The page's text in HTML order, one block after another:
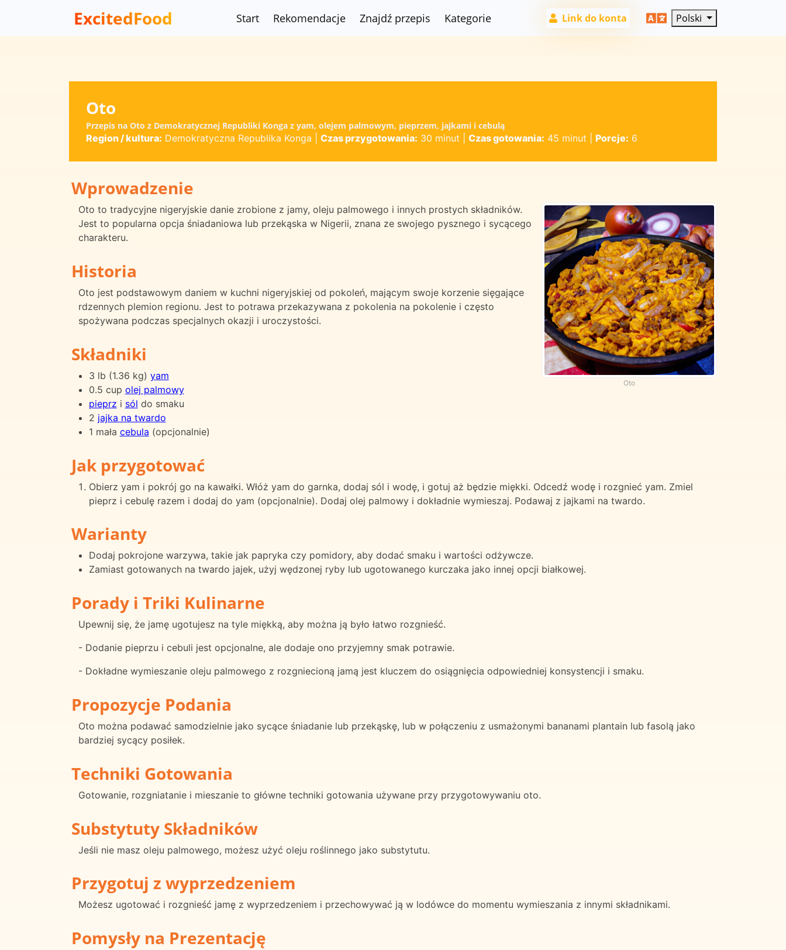
ExcitedFood Start Rekomendacje Znajdź przepis Kategorie Link do konta Polski
Oto
Przepis na Oto z Demokratycznej Republiki Konga z yam, olejem palmowym, pieprzem, jajkami i cebulą
Region / kultura: Demokratyczna Republika Konga Czas przygotowania: 30 minut Czas gotowania: 45 minut Porcje: 6
Wprowadzenie
Oto
Oto to tradycyjne nigeryjskie danie zrobione z jamy, oleju palmowego i innych prostych składników.
Jest to popularna opcja śniadaniowa lub przekąska w Nigerii, znana ze swojego pysznego i sycącego
charakteru.
Historia
Oto jest podstawowym daniem w kuchni nigeryjskiej od pokoleń, mającym swoje korzenie sięgające
rdzennych plemion regionu. Jest to potrawa przekazywana z pokolenia na pokolenie i często
spożywana podczas specjalnych okazji i uroczystości.
Składniki
3 lb (1.36 kg) yam
0.5 cup olej palmowy
pieprz i sól do smaku
2 jajka na twardo
1 mała cebula (opcjonalnie)
Jak przygotować
Obierz yam i pokrój go na kawałki. Włóż yam do garnka, dodaj sól i wodę, i gotuj aż będzie miękki. Odcedź wodę i rozgnieć yam. Zmiel
pieprz i cebulę razem i dodaj do yam (opcjonalnie). Dodaj olej palmowy i dokładnie wymieszaj. Podawaj z jajkami na twardo.
Warianty
Dodaj pokrojone warzywa, takie jak papryka czy pomidory, aby dodać smaku i wartości odżywcze.
Zamiast gotowanych na twardo jajek, użyj wędzonej ryby lub ugotowanego kurczaka jako innej opcji białkowej.
Porady i Triki Kulinarne
Upewnij się, że jamę ugotujesz na tyle miękką, aby można ją było łatwo rozgnieść.
- Dodanie pieprzu i cebuli jest opcjonalne, ale dodaje ono przyjemny smak potrawie.
- Dokładne wymieszanie oleju palmowego z rozgniecioną jamą jest kluczem do osiągnięcia odpowiedniej konsystencji i smaku.
Propozycje Podania
Oto można podawać samodzielnie jako sycące śniadanie lub przekąskę, lub w połączeniu z usmażonymi bananami plantain lub fasolą jako
bardziej sycący posiłek.
Techniki Gotowania
Gotowanie, rozgniatanie i mieszanie to główne techniki gotowania używane przy przygotowywaniu oto.
Substytuty Składników
Jeśli nie masz oleju palmowego, możesz użyć oleju roślinnego jako substytutu.
Przygotuj z wyprzedzeniem
Możesz ugotować i rozgnieść jamę z wyprzedzeniem i przechowywać ją w lodówce do momentu wymieszania z innymi składnikami.
Pomysły na Prezentację